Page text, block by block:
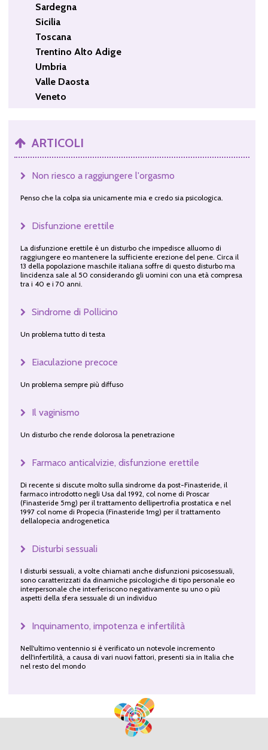
Sardegna
Sicilia
Toscana
Trentino Alto Adige
Umbria
Valle Daosta
Veneto
ARTICOLI
Non riesco a raggiungere l'orgasmo
Penso che la colpa sia unicamente mia e credo sia psicologica.
Disfunzione erettile
La disfunzione erettile è un disturbo che impedisce alluomo di
raggiungere eo mantenere la sufficiente erezione del pene. Circa il
13 della popolazione maschile italiana soffre di questo disturbo ma
lincidenza sale al 50 considerando gli uomini con una età compresa
tra i 40 e i 70 anni.
Sindrome di Pollicino
Un problema tutto di testa
Eiaculazione precoce
Un problema sempre più diffuso
Il vaginismo
Un disturbo che rende dolorosa la penetrazione
Farmaco anticalvizie, disfunzione erettile
Di recente si discute molto sulla sindrome da post-Finasteride, il
farmaco introdotto negli Usa dal 1992, col nome di Proscar
(Finasteride 5mg) per il trattamento dellipertrofia prostatica e nel
1997 col nome di Propecia (Finasteride 1mg) per il trattamento
dellalopecia androgenetica
Disturbi sessuali
I disturbi sessuali, a volte chiamati anche disfunzioni psicosessuali,
sono caratterizzati da dinamiche psicologiche di tipo personale eo
interpersonale che interferiscono negativamente su uno o più
aspetti della sfera sessuale di un individuo
Inquinamento, impotenza e infertilità
Nell'ultimo ventennio si è verificato un notevole incremento
dell'infertilità, a causa di vari nuovi fattori, presenti sia in Italia che
nel resto del mondo